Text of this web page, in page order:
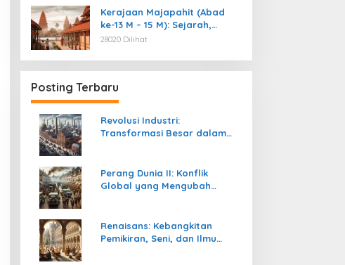
Kerajaan Majapahit (Abad
ke-13 M – 15 M): Sejarah,
Kejayaan, dan
28020 Dilihat
Posting Terbaru
Revolusi Industri:
Transformasi Besar dalam
Perang Dunia II: Konflik
Global yang Mengubah
Renaisans: Kebangkitan
Pemikiran, Seni, dan Ilmu